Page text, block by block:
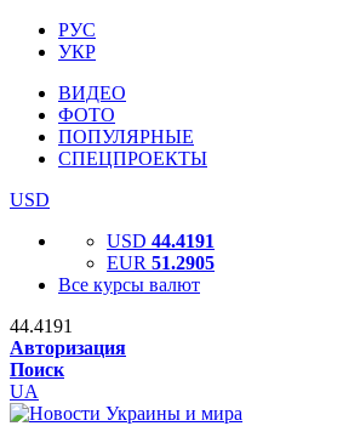
РУС
УКР
ВИДЕО
ФОТО
ПОПУЛЯРНЫЕ
СПЕЦПРОЕКТЫ
USD
USD 44.4191
EUR 51.2905
Все курсы валют
44.4191
Авторизация
Поиск
UA